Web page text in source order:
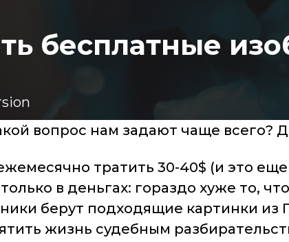
бесплатные
вопрос нам задают чаще всего?
тратить 30-40$ (и это
в деньгах: гораздо хуже то,
берут подходящие картинки из
жизнь судебным